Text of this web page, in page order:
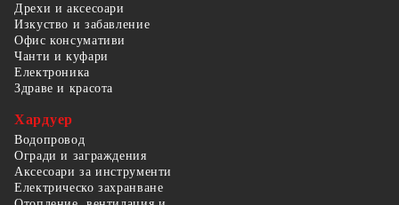
Дрехи и аксесоари
Изкуство и забавление
Офис консумативи
Чанти и куфари
Електроника
Здраве и красота
Хардуер
Водопровод
Огради и заграждения
Аксесоари за инструменти
Електрическо захранване